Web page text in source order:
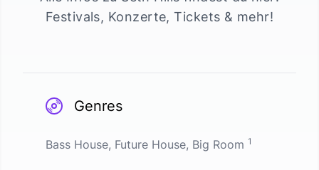
Festivals, Konzerte, Tickets & mehr!
Genres
Bass House, Future House, Big Room 1